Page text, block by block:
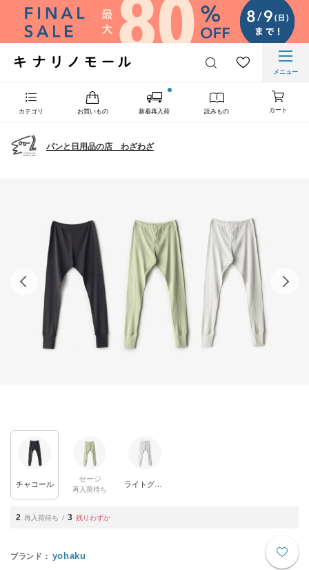
メニュー
カテゴリ お買いもの 新着再入荷 読みもの カート
パンと日用品の店 わざわざ
チャコール
セージ
再入荷待ち
2 再入荷待ち 3 残りわずか
yohaku